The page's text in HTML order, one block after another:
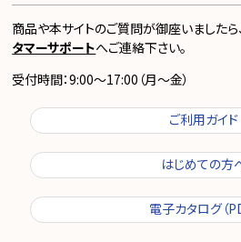
商品や本サイトのご質問が御座いましたら
タマーサポートへご連絡下さい。
受付時間：9:00～17:00（月～金）
ご利用ガイド
はじめての方
電子カタログ（